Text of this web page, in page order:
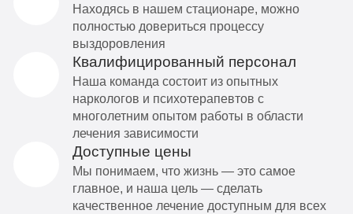
Находясь в нашем стационаре, можно
полностью довериться процессу
выздоровления
Квалифицированный персонал
Наша команда состоит из опытных
наркологов и психотерапевтов с
многолетним опытом работы в области
лечения зависимости
Доступные цены
Мы понимаем, что жизнь — это самое
главное, и наша цель — сделать
качественное лечение доступным для всех